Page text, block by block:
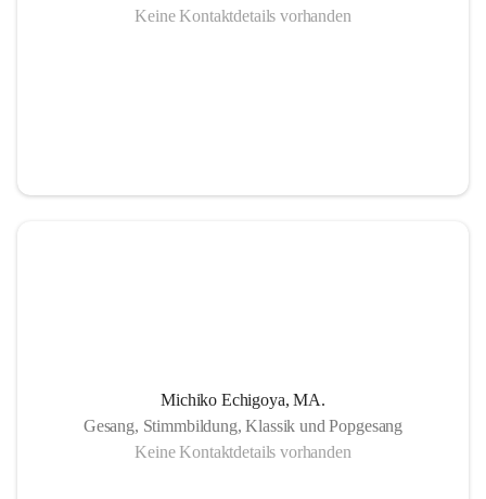
Keine Kontaktdetails vorhanden
Michiko Echigoya, MA.
Gesang, Stimmbildung, Klassik und Popgesang
Keine Kontaktdetails vorhanden